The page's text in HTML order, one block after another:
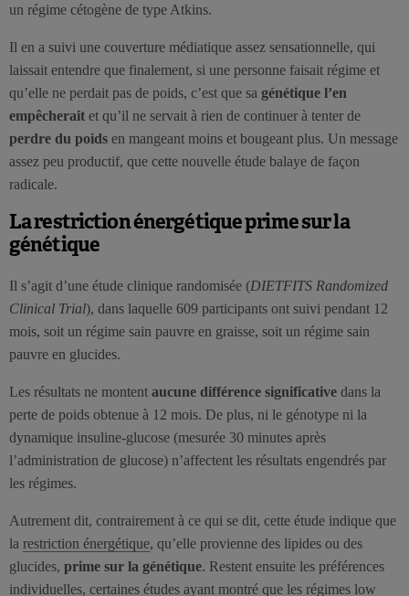
un régime cétogène de type Atkins.
Il en a suivi une couverture médiatique assez sensationnelle, qui
laissait entendre que finalement, si une personne faisait régime et
qu’elle ne perdait pas de poids, c’est que sa génétique l’en
empêcherait et qu’il ne servait à rien de continuer à tenter de
perdre du poids en mangeant moins et bougeant plus. Un message
assez peu productif, que cette nouvelle étude balaye de façon
radicale.
La restriction énergétique prime sur la
génétique
Il s’agit d’une étude clinique randomisée (DIETFITS Randomized
Clinical Trial), dans laquelle 609 participants ont suivi pendant 12
mois, soit un régime sain pauvre en graisse, soit un régime sain
pauvre en glucides.
Les résultats ne montent aucune différence significative dans la
perte de poids obtenue à 12 mois. De plus, ni le génotype ni la
dynamique insuline-glucose (mesurée 30 minutes après
l’administration de glucose) n’affectent les résultats engendrés par
les régimes.
Autrement dit, contrairement à ce qui se dit, cette étude indique que
la restriction énergétique, qu’elle provienne des lipides ou des
glucides, prime sur la génétique. Restent ensuite les préférences
individuelles, certaines études ayant montré que les régimes low